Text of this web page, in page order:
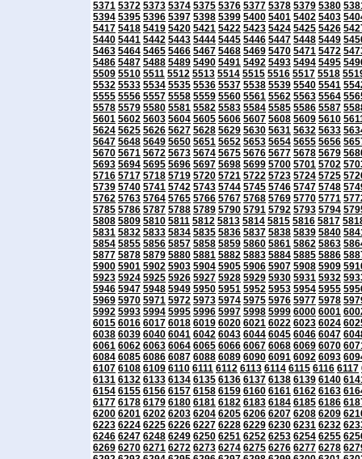
5371 5372 5373 5374 5375 5376 5377 5378 5379 5380
5394 5395 5396 5397 5398 5399 5400 5401 5402 5403
5417 5418 5419 5420 5421 5422 5423 5424 5425 5426
5440 5441 5442 5443 5444 5445 5446 5447 5448 5449
5463 5464 5465 5466 5467 5468 5469 5470 5471 5472
5486 5487 5488 5489 5490 5491 5492 5493 5494 5495
5509 5510 5511 5512 5513 5514 5515 5516 5517 5518
5532 5533 5534 5535 5536 5537 5538 5539 5540 5541
5555 5556 5557 5558 5559 5560 5561 5562 5563 5564
5578 5579 5580 5581 5582 5583 5584 5585 5586 5587
5601 5602 5603 5604 5605 5606 5607 5608 5609 5610
5624 5625 5626 5627 5628 5629 5630 5631 5632 5633
5647 5648 5649 5650 5651 5652 5653 5654 5655 5656
5670 5671 5672 5673 5674 5675 5676 5677 5678 5679
5693 5694 5695 5696 5697 5698 5699 5700 5701 5702
5716 5717 5718 5719 5720 5721 5722 5723 5724 5725
5739 5740 5741 5742 5743 5744 5745 5746 5747 5748
5762 5763 5764 5765 5766 5767 5768 5769 5770 5771
5785 5786 5787 5788 5789 5790 5791 5792 5793 5794
5808 5809 5810 5811 5812 5813 5814 5815 5816 5817
5831 5832 5833 5834 5835 5836 5837 5838 5839 5840
5854 5855 5856 5857 5858 5859 5860 5861 5862 5863
5877 5878 5879 5880 5881 5882 5883 5884 5885 5886
5900 5901 5902 5903 5904 5905 5906 5907 5908 5909
5923 5924 5925 5926 5927 5928 5929 5930 5931 5932
5946 5947 5948 5949 5950 5951 5952 5953 5954 5955
5969 5970 5971 5972 5973 5974 5975 5976 5977 5978
5992 5993 5994 5995 5996 5997 5998 5999 6000 6001
6015 6016 6017 6018 6019 6020 6021 6022 6023 6024
6038 6039 6040 6041 6042 6043 6044 6045 6046 6047
6061 6062 6063 6064 6065 6066 6067 6068 6069 6070
6084 6085 6086 6087 6088 6089 6090 6091 6092 6093
6107 6108 6109 6110 6111 6112 6113 6114 6115 6116 6117
6131 6132 6133 6134 6135 6136 6137 6138 6139 6140
6154 6155 6156 6157 6158 6159 6160 6161 6162 6163
6177 6178 6179 6180 6181 6182 6183 6184 6185 6186
6200 6201 6202 6203 6204 6205 6206 6207 6208 6209
6223 6224 6225 6226 6227 6228 6229 6230 6231 6232
6246 6247 6248 6249 6250 6251 6252 6253 6254 6255
6269 6270 6271 6272 6273 6274 6275 6276 6277 6278